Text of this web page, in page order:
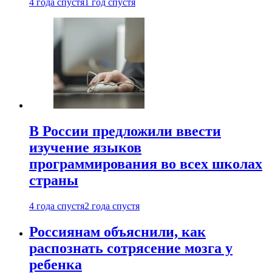
4 года спустя 1 год спустя
В России предложили ввести
изучение языков
программирования во всех школах
страны
4 года спустя2 года спустя
Россиянам объяснили, как
распознать сотрясение мозга у
ребенка